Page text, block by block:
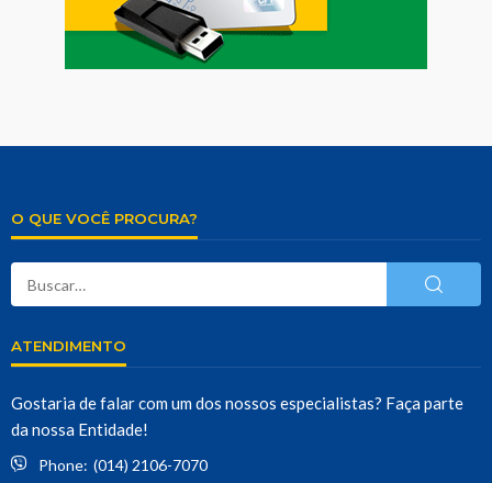
O QUE VOCÊ PROCURA?
ATENDIMENTO
Gostaria de falar com um dos nossos especialistas? Faça parte
da nossa Entidade!
Phone: (014) 2106-7070